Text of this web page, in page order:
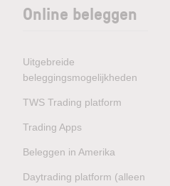
Online beleggen
Uitgebreide
beleggingsmogelijkheden
TWS Trading platform
Trading Apps
Beleggen in Amerika
Daytrading platform (alleen